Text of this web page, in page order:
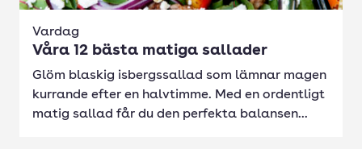
Vardag
Våra 12 bästa matiga sallader
Glöm blaskig isbergssallad som lämnar magen
kurrande efter en halvtimme. Med en ordentligt
matig sallad får du den perfekta balansen...